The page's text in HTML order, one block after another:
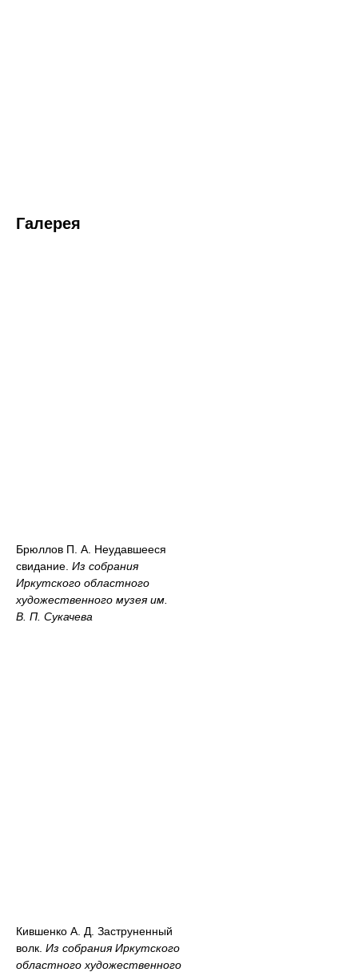
Галерея
Брюллов П. А. Неудавшееся
свидание. Из собрания
Иркутского областного
художественного музея им.
В. П. Сукачева
Кившенко А. Д. Заструненный
волк. Из собрания Иркутского
областного художественного